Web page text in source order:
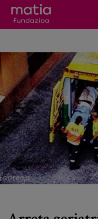
Zerbitzuak
Gertaerak
COVID-19
Harremanetarako
Berriak
Bloga